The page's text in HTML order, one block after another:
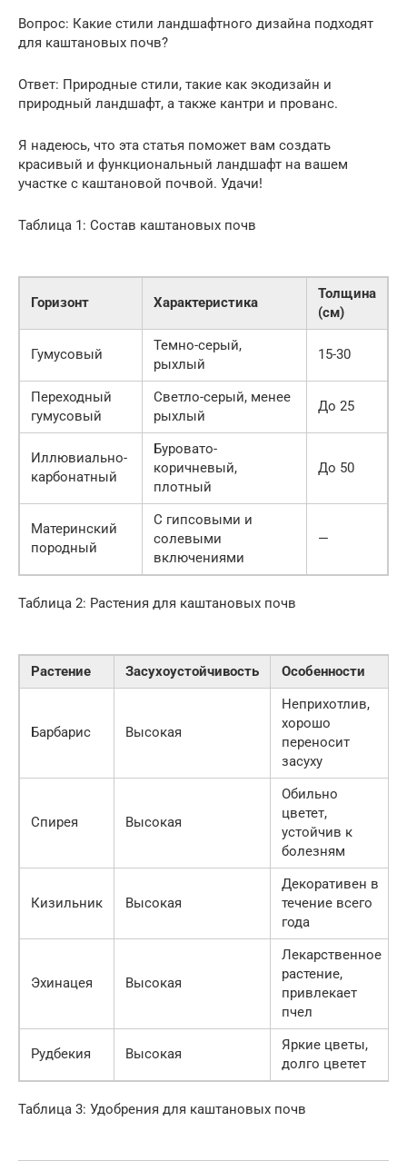
Вопрос: Какие стили ландшафтного дизайна подходят
для каштановых почв?
Ответ: Природные стили, такие как экодизайн и
природный ландшафт, а также кантри и прованс.
Я надеюсь, что эта статья поможет вам создать
красивый и функциональный ландшафт на вашем
участке с каштановой почвой. Удачи!
Таблица 1: Состав каштановых почв
Горизонт Характеристика
Толщина
(см)
Гумусовый
Темно-серый,
рыхлый
15-30
Переходный
гумусовый
Светло-серый, менее
рыхлый
До 25
Иллювиально-
карбонатный
Буровато-
коричневый,
плотный
До 50
Материнский
породный
С гипсовыми и
солевыми
включениями
—
Таблица 2: Растения для каштановых почв
Растение Засухоустойчивость Особенности
Барбарис Высокая
Неприхотлив,
хорошо
переносит
засуху
Спирея Высокая
Обильно
цветет,
устойчив к
болезням
Кизильник Высокая
Декоративен в
течение всего
года
Эхинацея Высокая
Лекарственное
растение,
привлекает
пчел
Рудбекия Высокая
Яркие цветы,
долго цветет
Таблица 3: Удобрения для каштановых почв